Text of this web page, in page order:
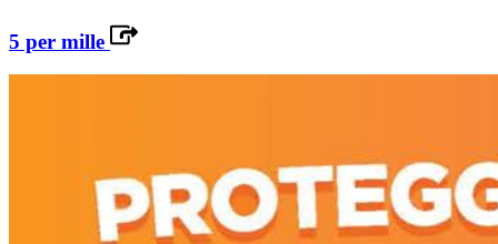
5 per mille